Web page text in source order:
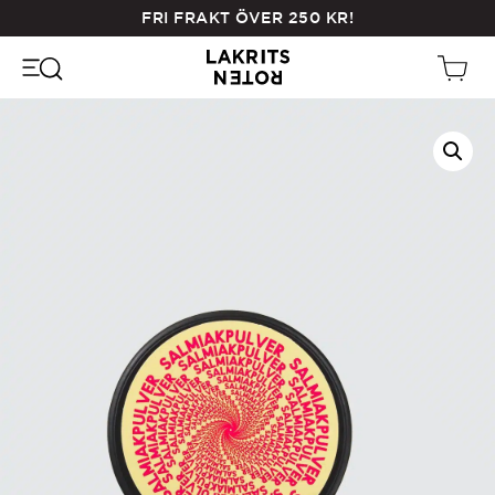
main
content
FRI FRAKT ÖVER 250 KR!